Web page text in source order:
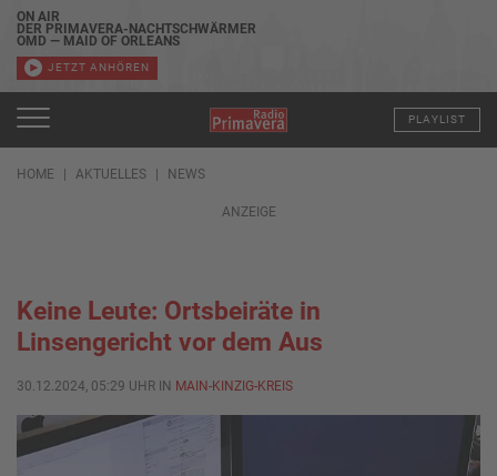
ON AIR
DER PRIMAVERA-NACHTSCHWÄRMER
OMD — MAID OF ORLEANS
JETZT ANHÖREN
PLAYLIST
HOME AKTUELLES NEWS
ANZEIGE
Keine Leute: Ortsbeiräte in
Linsengericht vor dem Aus
30.12.2024, 05:29 UHR IN MAIN-KINZIG-KREIS